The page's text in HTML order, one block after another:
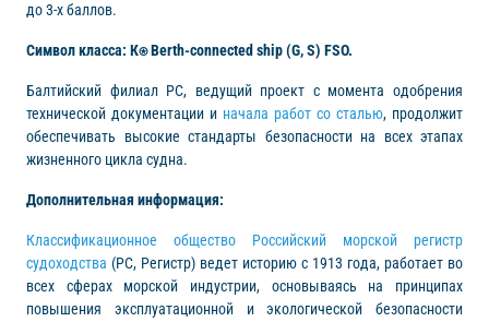
до 3-х баллов.
Символ класса: К⍟ Berth-connected ship (G, S) FSO.
Балтийский филиал РС, ведущий проект с момента одобрения
технической документации и начала работ со сталью, продолжит
обеспечивать высокие стандарты безопасности на всех этапах
жизненного цикла судна.
Дополнительная информация:
Классификационное общество Российский морской регистр
судоходства (РС, Регистр) ведет историю с 1913 года, работает во
всех сферах морской индустрии, основываясь на принципах
повышения эксплуатационной и экологической безопасности